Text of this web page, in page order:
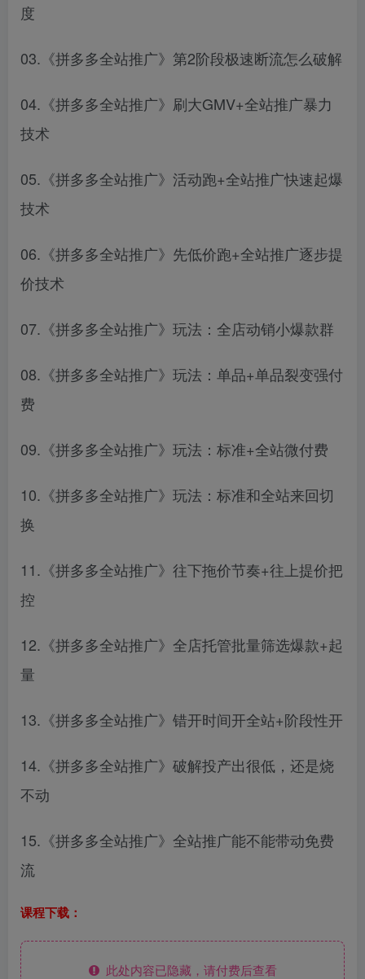
度
03.《拼多多全站推广》第2阶段极速断流怎么破解
04.《拼多多全站推广》刷大GMV+全站推广暴力
技术
05.《拼多多全站推广》活动跑+全站推广快速起爆
技术
06.《拼多多全站推广》先低价跑+全站推广逐步提
价技术
07.《拼多多全站推广》玩法：全店动销小爆款群
08.《拼多多全站推广》玩法：单品+单品裂变强付
费
09.《拼多多全站推广》玩法：标准+全站微付费
10.《拼多多全站推广》玩法：标准和全站来回切
换
11.《拼多多全站推广》往下拖价节奏+往上提价把
控
12.《拼多多全站推广》全店托管批量筛选爆款+起
量
13.《拼多多全站推广》错开时间开全站+阶段性开
14.《拼多多全站推广》破解投产出很低，还是烧
不动
15.《拼多多全站推广》全站推广能不能带动免费
流
课程下载：
此处内容已隐藏，请付费后查看